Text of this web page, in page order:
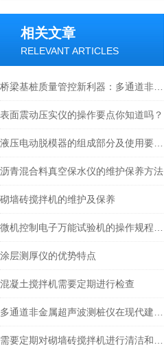
相关文章
RELEVANT ARTICLES
表面震动压实仪的操作要点你知道吗？
沥青混合料真空保水仪的维护保养方法
砌墙砖搅拌机的维护及保养
涂层测厚仪的优势特点
混凝土搅拌机需要定期进行检查